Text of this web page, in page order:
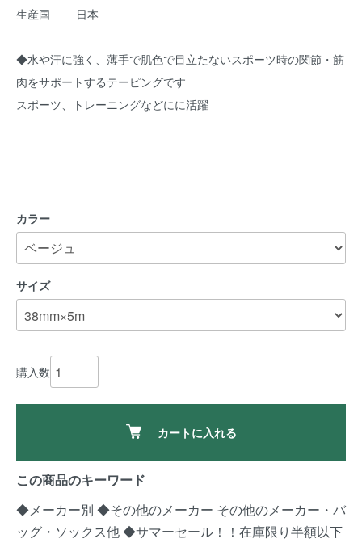
生産国 日本
◆水や汗に強く、薄手で肌色で目立たないスポーツ時の関節・筋
肉をサポートするテーピングです
スポーツ、トレーニングなどにに活躍
カラー
サイズ
購入数
カートに入れる
この商品のキーワード
◆メーカー別 ◆その他のメーカー その他のメーカー・バ
ッグ・ソックス他◆サマーセール！！在庫限り半額以下